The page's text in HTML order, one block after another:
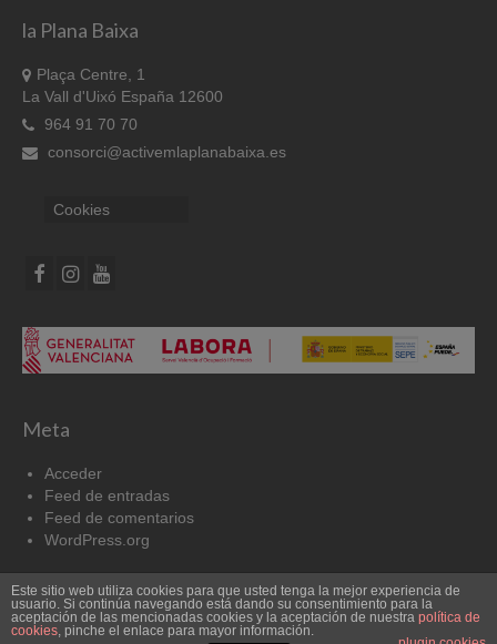
la Plana Baixa
Plaça Centre, 1
La Vall d'Uixó España 12600
964 91 70 70
consorci@activemlaplanabaixa.es
Cookies
Meta
Acceder
Feed de entradas
Feed de comentarios
WordPress.org
Cookies Aviso Legal
© 2026 Pacto por el Empleo
Este sitio web utiliza cookies para que usted tenga la mejor experiencia de
usuario. Si continúa navegando está dando su consentimiento para la
aceptación de las mencionadas cookies y la aceptación de nuestra política de
cookies, pinche el enlace para mayor información.